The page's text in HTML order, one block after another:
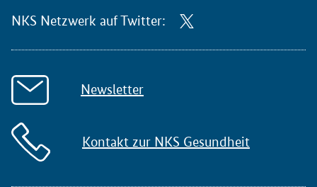
NKS Netzwerk auf Twitter:
Newsletter
Kontakt zur NKS Gesundheit